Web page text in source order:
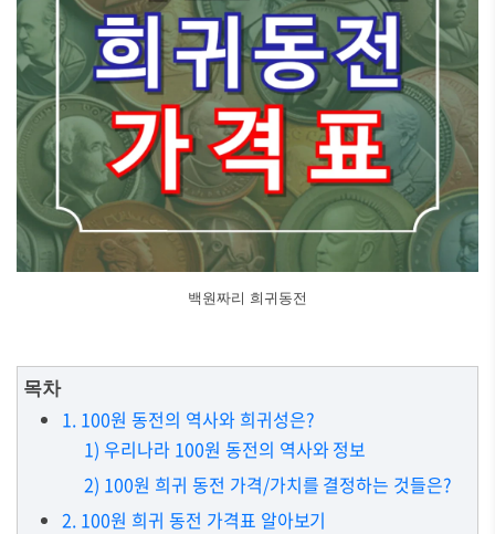
백원짜리 희귀동전
목차
1. 100원 동전의 역사와 희귀성은?
1) 우리나라 100원 동전의 역사와 정보
2) 100원 희귀 동전 가격/가치를 결정하는 것들은?
2. 100원 희귀 동전 가격표 알아보기